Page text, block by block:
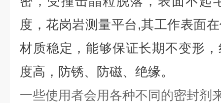
度，花岗岩测量平台,其工作表面
材质稳定，能够保证长期不变形
度高，防锈、防磁、绝缘。
一些使用者会用各种不同的密封剂